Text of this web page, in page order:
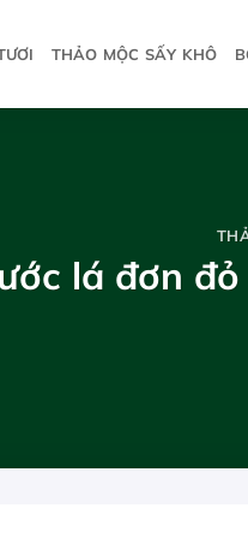
THẢO MỘC SẤY KHÔ
lá đơn